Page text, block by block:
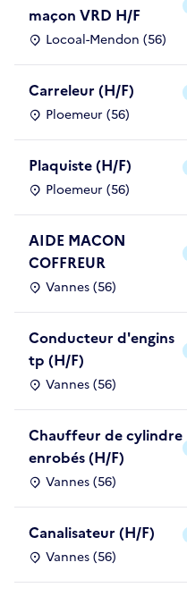
maçon VRD H/F
Locoal-Mendon (56)
Carreleur (H/F)
Ploemeur (56)
Plaquiste (H/F)
Ploemeur (56)
AIDE MACON
COFFREUR
Vannes (56)
Conducteur d'engins
tp (H/F)
Vannes (56)
Chauffeur de cylindre
enrobés (H/F)
Vannes (56)
Canalisateur (H/F)
Vannes (56)